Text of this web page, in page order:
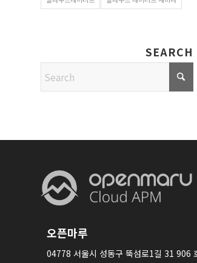
SEARCH
오픈마루
04778 서울시 성동구 뚝섬로1길 31 906